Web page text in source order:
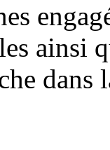
ainsi
dans